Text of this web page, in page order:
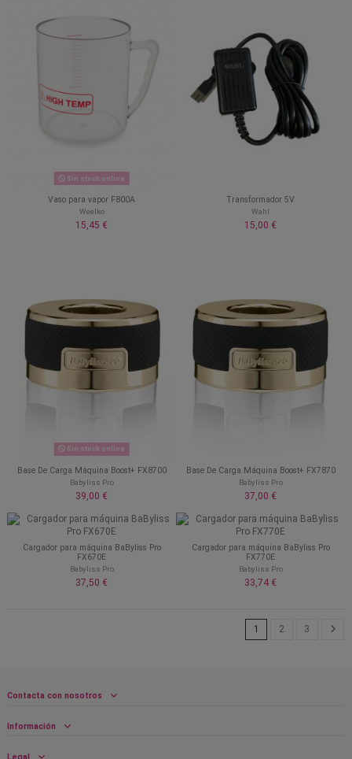
Sin stock online
Vaso para vapor F800A
Weelko
15,45 €
Transformador 5V
Wahl
15,00 €
Sin stock online
Base De Carga Máquina Boost+ FX8700
Babyliss Pro
39,00 €
Base De Carga Máquina Boost+ FX7870
Babyliss Pro
37,00 €
Cargador para máquina BaByliss Pro
FX670E
Babyliss Pro
37,50 €
Cargador para máquina BaByliss Pro
FX770E
Babyliss Pro
33,74 €
1 2 3
Contacta con nosotros
Información
Legal